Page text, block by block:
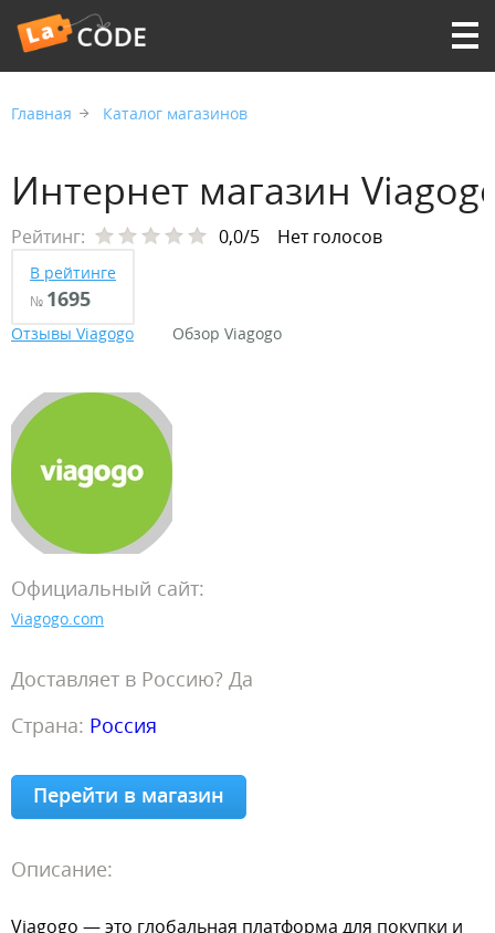
Главная Каталог магазинов
Интернет магазин
Рейтинг: 0,0/5 Нет голосов
В рейтинге
№ 1695
Отзывы Viagogo Обзор Viagogo
Официальный сайт:
Viagogo.com
Доставляет в Россию? Да
Страна: Россия
Перейти в магазин
Описание:
Viagogo — это глобальная платформа для покупки и